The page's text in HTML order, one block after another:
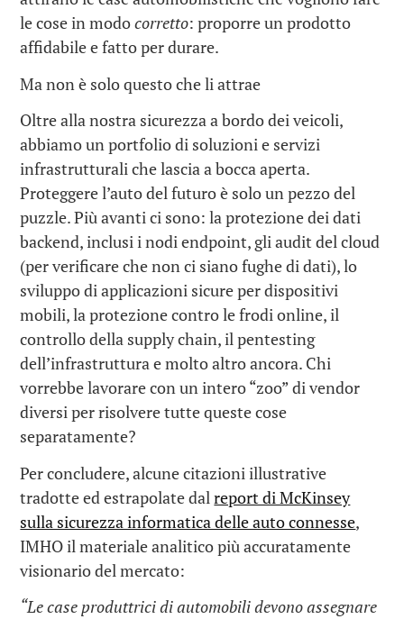
le cose in modocorretto: proporre un prodotto
affidabile e fatto per durare.
Ma non è solo questo che li attrae
Oltre alla nostra sicurezza a bordo dei veicoli,
abbiamo un portfolio di soluzioni e servizi
infrastrutturali che lascia a bocca aperta.
Proteggere l’auto del futuro è solo un pezzo del
puzzle. Più avanti ci sono: la protezione dei dati
backend, inclusi i nodi endpoint, gli audit del cloud
(per verificare che non ci siano fughe di dati), lo
sviluppo di applicazioni sicure per dispositivi
mobili, la protezione contro le frodi online, il
controllo della supply chain, il pentesting
dell’infrastruttura e molto altro ancora. Chi
vorrebbe lavorare con un intero “zoo” di vendor
diversi per risolvere tutte queste cose
separatamente?
Per concludere, alcune citazioni illustrative
tradotte ed estrapolate dalreport di McKinsey
sulla sicurezza informatica delle auto connesse,
IMHO il materiale analitico più accuratamente
visionario del mercato:
“Le case produttrici di automobili devono assegnare